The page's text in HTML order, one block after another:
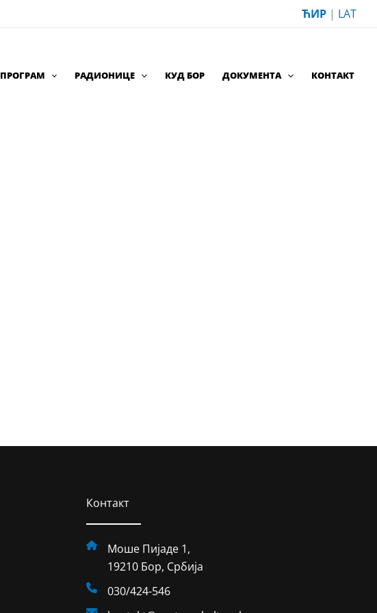
ЋИР | LAT
ПРОГРАМ РАДИОНИЦЕ КУД БОР ДОКУМЕНТА КОНТАКТ
Контакт
Моше Пијаде 1,
19210 Бор, Србија
030/424-546